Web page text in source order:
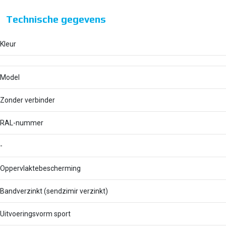
Technische gegevens
Kleur
Model
Zonder verbinder
RAL-nummer
-
Oppervlaktebescherming
Bandverzinkt (sendzimir verzinkt)
Uitvoeringsvorm sport